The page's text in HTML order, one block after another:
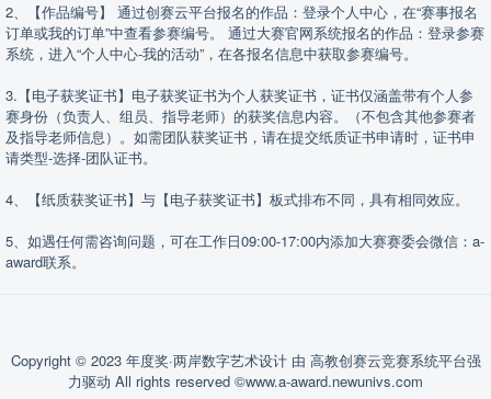
2、【作品编号】 通过创赛云平台报名的作品：登录个人中心，在“赛事报名
订单或我的订单”中查看参赛编号。 通过大赛官网系统报名的作品：登录参赛
系统，进入“个人中心-我的活动”，在各报名信息中获取参赛编号。
3.【电子获奖证书】电子获奖证书为个人获奖证书，证书仅涵盖带有个人参
赛身份（负责人、组员、指导老师）的获奖信息内容。（不包含其他参赛者
及指导老师信息）。如需团队获奖证书，请在提交纸质证书申请时，证书申
请类型-选择-团队证书。
4、【纸质获奖证书】与【电子获奖证书】板式排布不同，具有相同效应。
5、如遇任何需咨询问题，可在工作日09:00-17:00内添加大赛赛委会微信：a-
award联系。
Copyright © 2023 年度奖·两岸数字艺术设计 由 高教创赛云竞赛系统平台强
力驱动 All rights reserved ©www.a-award.newunivs.com